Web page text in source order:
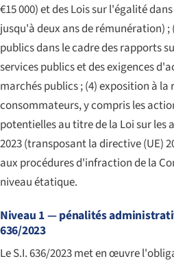
€15 000) et des Lois sur l'égalité
jusqu'à deux ans de rémunération)
publics dans le cadre des rapports
services publics et des exigences
marchés publics ; (4) exposition à
consommateurs, y compris les
potentielles au titre de la Loi sur les
2023 (transposant la directive (UE)
aux procédures d'infraction de la
niveau étatique.
Niveau 1 — pénalités
636/2023
Le S.I. 636/2023 met en œuvre